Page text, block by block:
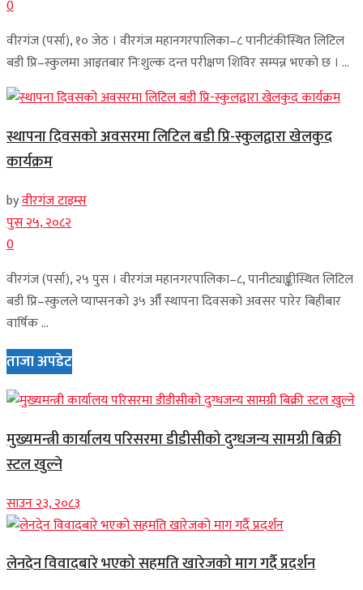
0
वीरगंज (पर्सा), १० जेठ । वीरगंज महानगरपालिका–८ पानीटंकीस्थित लिटिल
बडी प्रि–स्कुलमा आइतबार निःशुल्क दन्त परीक्षण शिविर सम्पन्न भएको छ । ...
स्थापना दिवसको अवसरमा लिटिल बडी प्रि-स्कुलद्वारा खेलकुद
कार्यक्रम
byवीरगंज टाइम्स
पुस २५, २०८२
0
वीरगंज (पर्सा), २५ पुस । वीरगंज महानगरपालिका–८, पानीट्याङ्कीस्थित लिटिल
बडी प्रि–स्कुलले प्याप्सनको ३५ औँ स्थापना दिवसको अवसर पारेर बिहीबार
वार्षिक ...
ताजा अपडेट
मुख्यमन्त्री कार्यालय परिसरमा डीडीसीको दुग्धजन्य सामग्री बिक्री
स्टल खुल्ने
साउन २३, २०८३
लेनदेन विवादबारे भएको सहमति खारेजको माग गर्दै प्रदर्शन